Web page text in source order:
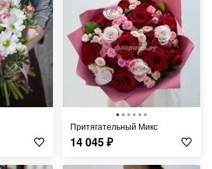
Притягательный Микс
14 045₽